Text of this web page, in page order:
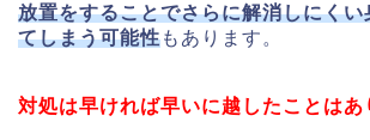
放置をすることでさらに解消しにく
てしまう可能性もあります。
対処は早ければ早いに越したことはあ